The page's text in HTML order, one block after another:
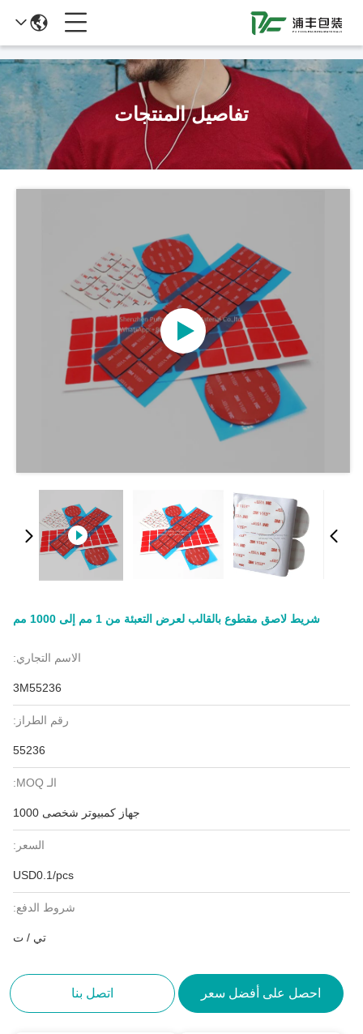
تفاصيل المنتجات
شريط لاصق مقطوع بالقالب لعرض التعبئة من 1 مم إلى 1000 مم
الاسم التجاري:
3M55236
رقم الطراز:
55236
الـ MOQ:
جهاز كمبيوتر شخصى 1000
السعر:
USD0.1/pcs
شروط الدفع:
تي / ت
احصل على أفضل سعر اتصل بنا